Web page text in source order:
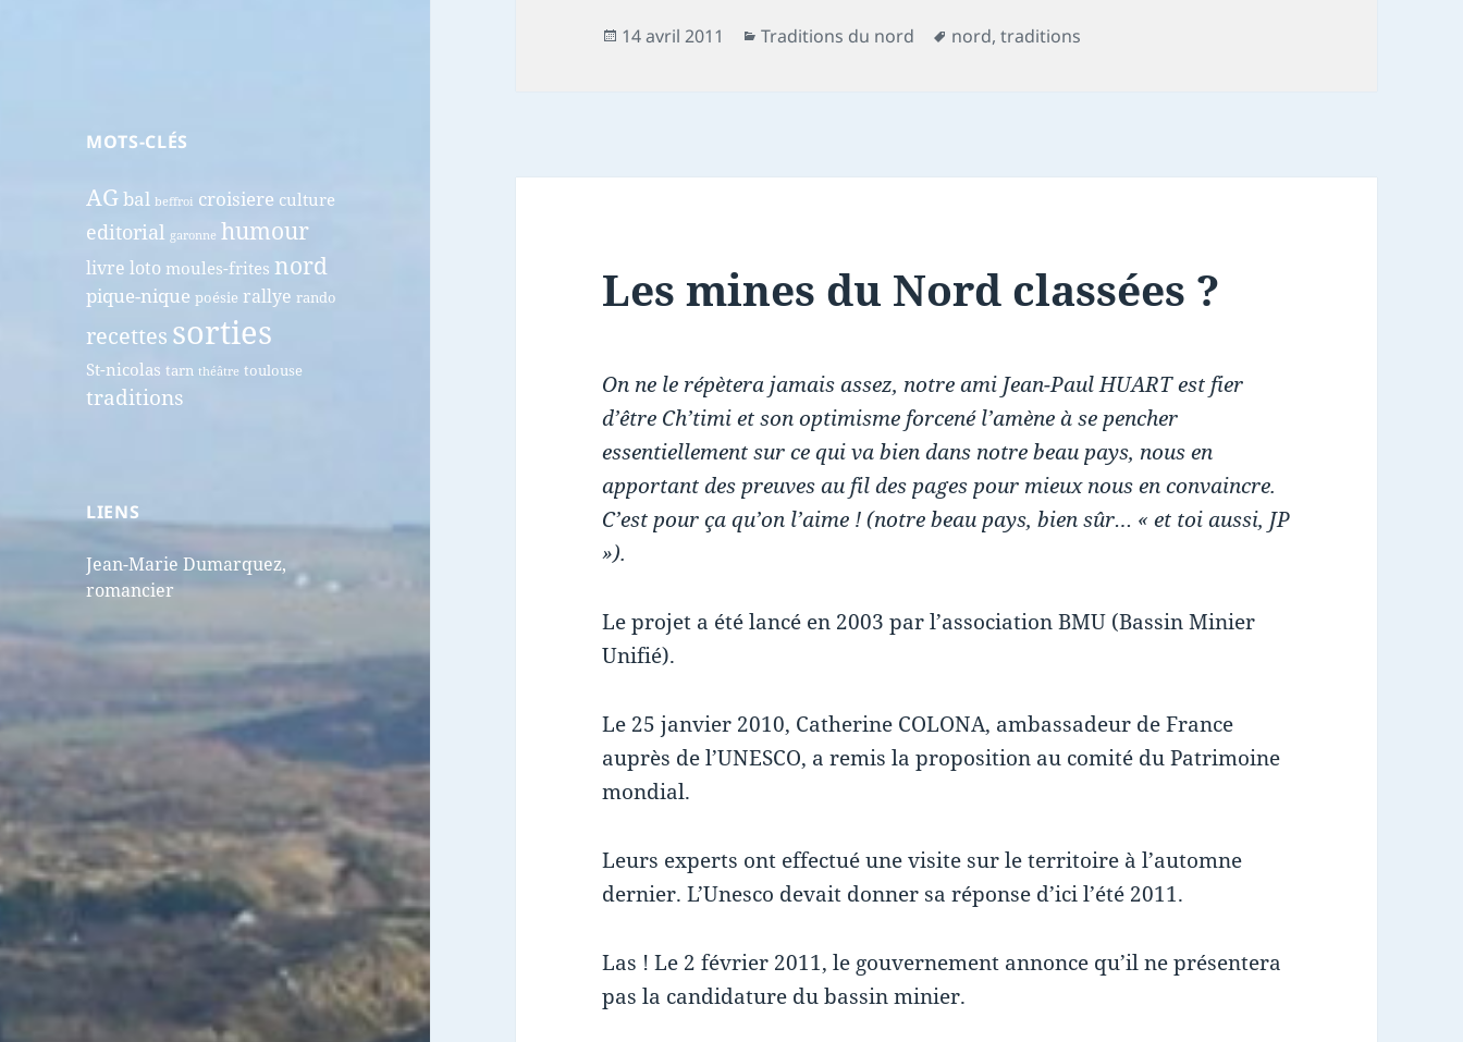
MOTS-CLÉS
AGbal beffroi croisiere culture
editorial garonne humour
livre lotomoules-frites nord
pique-nique poésie rallye rando
recettes sorties
St-nicolas tarn théâtre toulouse
traditions
LIENS
Jean-Marie Dumarquez,
romancier
Publié
14 avril 2011 Catégories
Traditions du nord
Mots-
nord,traditions
Les mines du Nord classées ?
On ne le répètera jamais assez, notre ami Jean-Paul HUART est fier
d’être Ch’timi et son optimisme forcené l’amène à se pencher
essentiellement sur ce qui va bien dans notre beau pays, nous en
apportant des preuves au fil des pages pour mieux nous en convaincre.
C’est pour ça qu’on l’aime ! (notre beau pays, bien sûr… « et toi aussi, JP
»).
Le projet a été lancé en 2003 par l’association BMU (Bassin Minier
Unifié).
Le 25 janvier 2010, Catherine COLONA, ambassadeur de France
auprès de l’UNESCO, a remis la proposition au comité du Patrimoine
mondial.
Leurs experts ont effectué une visite sur le territoire à l’automne
dernier. L’Unesco devait donner sa réponse d’ici l’été 2011.
Las ! Le 2 février 2011, le gouvernement annonce qu’il ne présentera
pas la candidature du bassin minier.